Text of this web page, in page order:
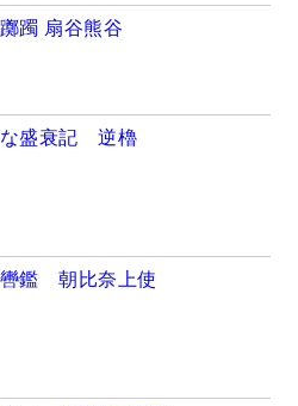
躅 扇谷熊谷
盛衰記 逆櫓
鑑 朝比奈上使